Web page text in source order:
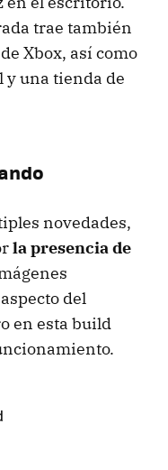
trae también
Xbox, así como
y una tienda de
novedades,
la presencia de
del
en esta build